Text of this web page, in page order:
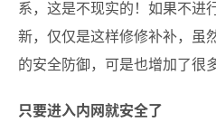
系，这是不现实的！如果不进
新，仅仅是这样修修补补，虽
的安全防御，可是也增加了很
只要进入内网就安全了